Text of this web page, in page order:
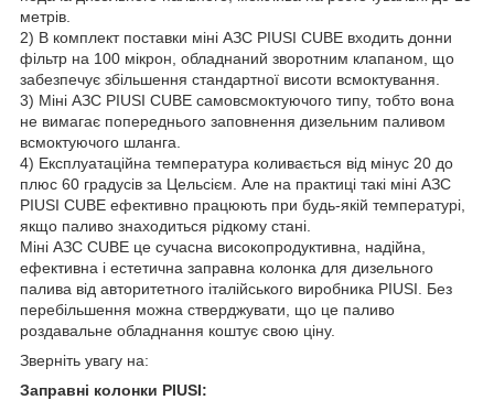
метрів.
2) В комплект поставки міні АЗС PIUSI CUBE входить донни
фільтр на 100 мікрон, обладнаний зворотним клапаном, що
забезпечує збільшення стандартної висоти всмоктування.
3) Міні АЗС PIUSI CUBE самовсмоктуючого типу, тобто вона
не вимагає попереднього заповнення дизельним паливом
всмоктуючого шланга.
4) Експлуатаційна температура коливається від мінус 20 до
плюс 60 градусів за Цельсієм. Але на практиці такі міні АЗС
PIUSI CUBE ефективно працюють при будь-якій температурі,
якщо паливо знаходиться рідкому стані.
Міні АЗС CUBE це сучасна високопродуктивна, надійна,
ефективна і естетична заправна колонка для дизельного
палива від авторитетного італійського виробника PIUSI. Без
перебільшення можна стверджувати, що це паливо
роздавальне обладнання коштує свою ціну.
Зверніть увагу на:
Заправні колонки PIUSI: